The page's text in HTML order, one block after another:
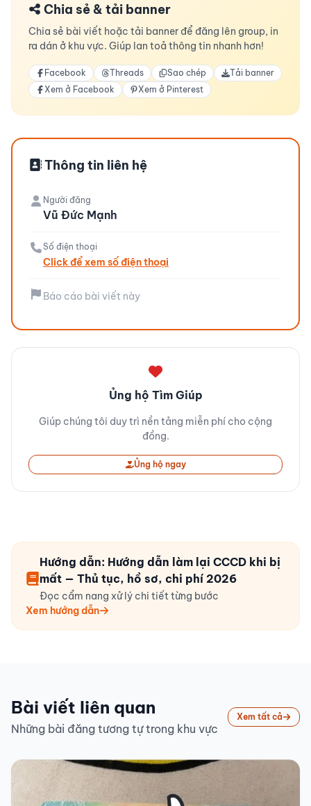
Chia sẻ & tải banner
Chia sẻ bài viết hoặc tải banner để đăng lên group, in
ra dán ở khu vực. Giúp lan toả thông tin nhanh hơn!
Facebook Threads Sao chép
Tải banner
Xem ở Facebook
Xem ở Pinterest
Thông tin liên hệ
Người đăng
Vũ Đức Mạnh
Số điện thoại
Click để xem số điện thoại
Báo cáo bài viết này
Ủng hộ Tìm Giúp
Giúp chúng tôi duy trì nền tảng miễn phí cho cộng
đồng.
Ủng hộ ngay
Hướng dẫn: Hướng dẫn làm lại CCCD khi bị
mất — Thủ tục, hồ sơ, chi phí 2026
Đọc cẩm nang xử lý chi tiết từng bước
Xem hướng dẫn
Bài viết liên quan
Những bài đăng tương tự trong khu vực
Xem tất cả